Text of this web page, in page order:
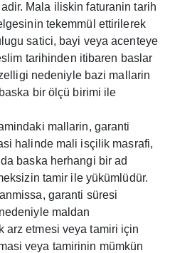
Mala iliskin faturanin tarih
tekemmül ettirilerek
satici, bayi veya acenteye
tarihinden itibaren baslar
nedeniyle bazi mallarin
bir ölçü birimi ile
mallarin, garanti
halinde mali isçilik masrafi,
baska herhangi bir ad
tamir ile yükümlüdür.
garanti süresi
maldan
arz etmesi veya tamiri için
veya tamirinin mümkün